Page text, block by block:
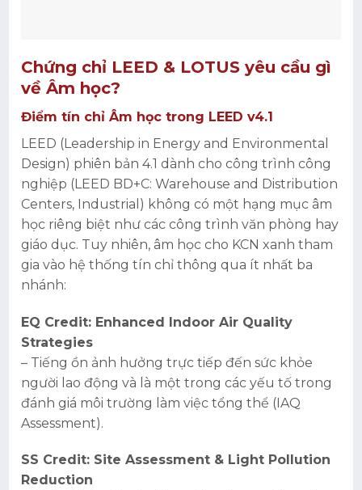
Chứng chỉ LEED & LOTUS yêu cầu gì
về Âm học?
Điểm tín chỉ Âm học trong LEED v4.1
LEED (Leadership in Energy and Environmental
Design) phiên bản 4.1 dành cho công trình công
nghiệp (LEED BD+C: Warehouse and Distribution
Centers, Industrial) không có một hạng mục âm
học riêng biệt như các công trình văn phòng hay
giáo dục. Tuy nhiên, âm học cho KCN xanh tham
gia vào hệ thống tín chỉ thông qua ít nhất ba
nhánh:
EQ Credit: Enhanced Indoor Air Quality
Strategies
– Tiếng ồn ảnh hưởng trực tiếp đến sức khỏe
người lao động và là một trong các yếu tố trong
đánh giá môi trường làm việc tổng thể (IAQ
Assessment).
SS Credit: Site Assessment & Light Pollution
Reduction